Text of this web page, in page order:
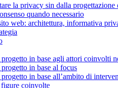
la privacy sin dalla
quando necessario
web: architettura, informativa
in base agli attori coinvolti
in base al focus
in base all’ambito di
coinvolte